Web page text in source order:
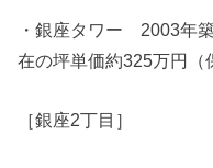
・銀座タワー 2003年
在の坪単価約325万円（
［銀座2丁目］